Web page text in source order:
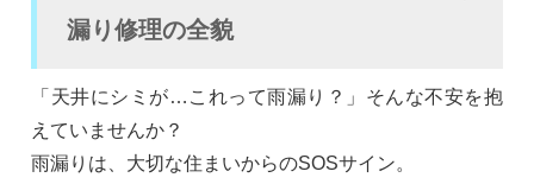
漏り修理の全貌
「天井にシミが…これって雨漏り？」そんな不安を抱
えていませんか？
雨漏りは、大切な住まいからのSOSサイン。